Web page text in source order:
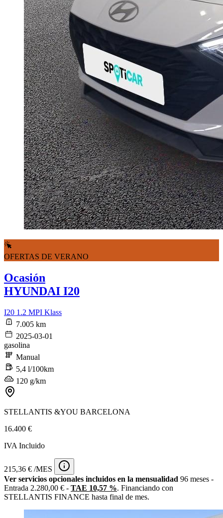
OFERTAS DE VERANO
Ocasión
HYUNDAI I20
I20 1.2 MPI Klass
7.005 km
2025-03-01
gasolina
Manual
5,4 l/100km
120 g/km
STELLANTIS &YOU BARCELONA
16.400 €
IVA Incluido
215,36 € /MES
Ver servicios opcionales incluidos en la mensualidad 96 meses -
Entrada 2.280,00 € - TAE 10,57 %. Financiando con
STELLANTIS FINANCE hasta final de mes.